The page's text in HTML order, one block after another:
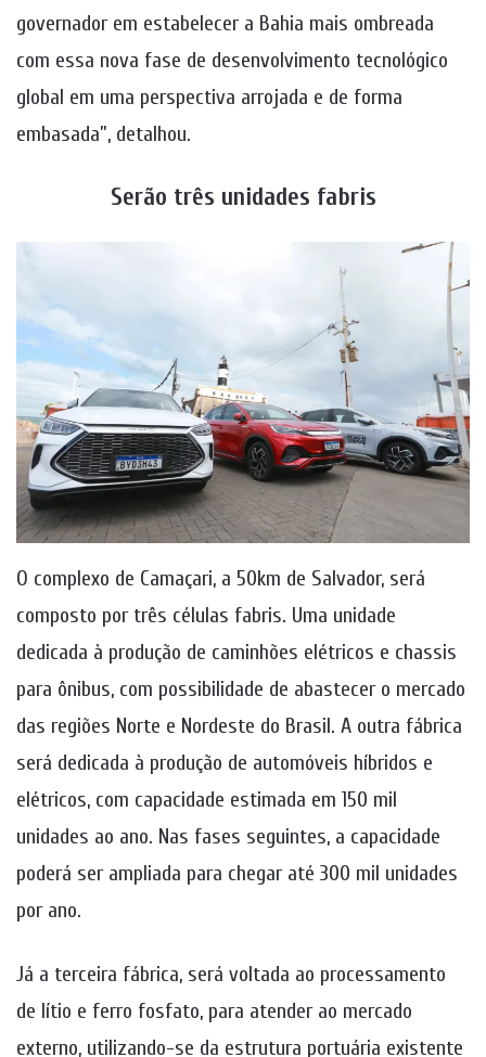
governador em estabelecer a Bahia mais ombreada
com essa nova fase de desenvolvimento tecnológico
global em uma perspectiva arrojada e de forma
embasada”, detalhou.
Serão três unidades fabris
O complexo de Camaçari, a 50km de Salvador, será
composto por três células fabris. Uma unidade
dedicada à produção de caminhões elétricos e chassis
para ônibus, com possibilidade de abastecer o mercado
das regiões Norte e Nordeste do Brasil. A outra fábrica
será dedicada à produção de automóveis híbridos e
elétricos, com capacidade estimada em 150 mil
unidades ao ano. Nas fases seguintes, a capacidade
poderá ser ampliada para chegar até 300 mil unidades
por ano.
Já a terceira fábrica, será voltada ao processamento
de lítio e ferro fosfato, para atender ao mercado
externo, utilizando-se da estrutura portuária existente